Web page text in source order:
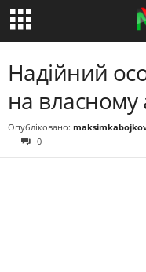
Надійний
на власному
Опубліковано:
0